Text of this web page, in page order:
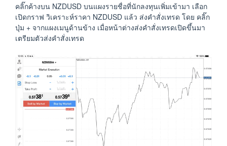
คลิ๊กค้างบน NZDUSD บนแผงรายชื่อที่นักลงทุนเพิ่มเข้ามา เลือก
เปิดกราฟ วิเคราะห์ราคา NZDUSD แล้ว ส่งคำสั่งเทรด โดย คลิ๊ก
ปุ่ม + จากแผงเมนูด้านข้าง เมื่อหน้าต่างส่งคำสั่งเทรดเปิดขึ้นมา
เตรียมตัวส่งคำสั่งเทรด